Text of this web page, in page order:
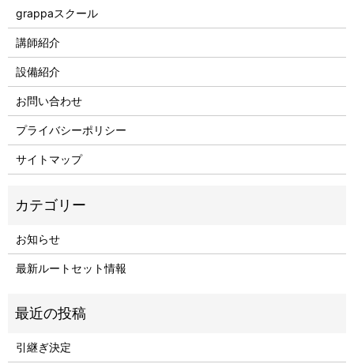
grappaスクール
講師紹介
設備紹介
お問い合わせ
プライバシーポリシー
サイトマップ
お知らせ
最新ルートセット情報
引継ぎ決定